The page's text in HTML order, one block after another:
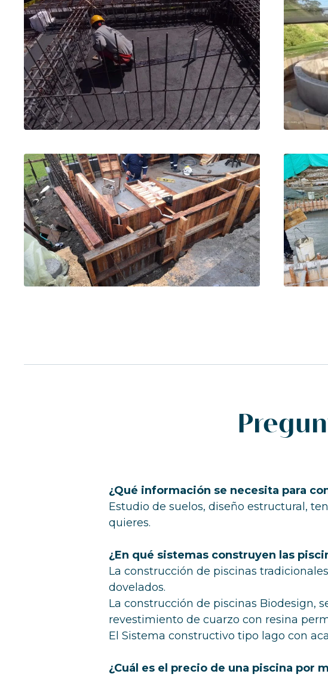
¿Qué información se necesita para
Estudio de suelos, diseño estructural,
quieres.
¿En qué sistemas construyen las
La construcción de piscinas
dovelados.
La construcción de piscinas Biodesign,
revestimiento de cuarzo con resina
El Sistema constructivo tipo lago con
¿Cuál es el precio de una piscina por